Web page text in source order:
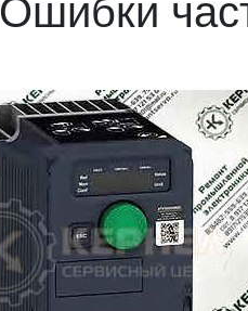
Ошибки